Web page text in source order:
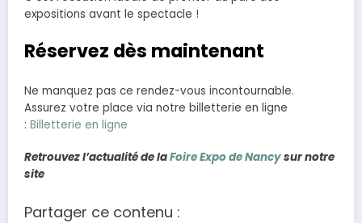
expositions avant le spectacle !
Réservez dès maintenant
Ne manquez pas ce rendez-vous incontournable.
Assurez votre place via notre billetterie en ligne
: Billetterie en ligne
Retrouvez l’actualité de laFoire Expo de Nancysur notre
site
Partager ce contenu :